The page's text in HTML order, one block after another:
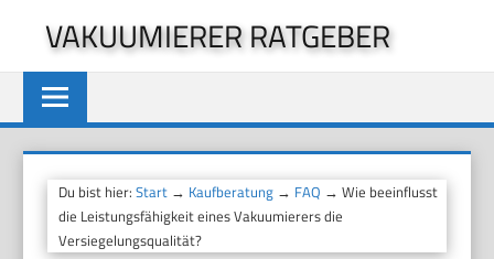
springen
VAKUUMIERER RATGEBER
Du bist hier:Start → Kaufberatung → FAQ → Wie beeinflusst
die Leistungsfähigkeit eines Vakuumierers die
Versiegelungsqualität?